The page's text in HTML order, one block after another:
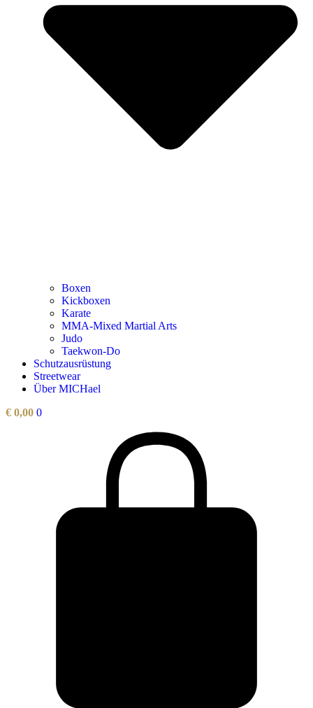
Boxen
Kickboxen
Karate
MMA-Mixed Martial Arts
Judo
Taekwon-Do
Schutzausrüstung
Streetwear
Über MICHael
€ 0,00 0